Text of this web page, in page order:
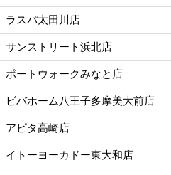
ラスパ太田川店
サンストリート浜北店
ポートウォークみなと店
ビバホーム八王子多摩美大前店
アピタ高崎店
イトーヨーカドー東大和店